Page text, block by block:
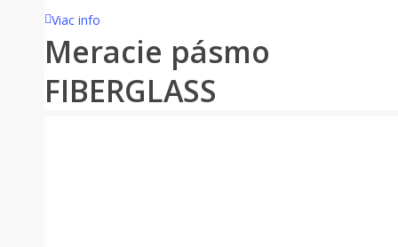
Viac info
Meracie pásmo
FIBERGLASS